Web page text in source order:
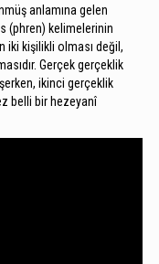
anlamına gelen
(phren) kelimelerinin
iki kişilikli olması değil,
Gerçek gerçeklik
ikinci gerçeklik
belli bir hezeyanî